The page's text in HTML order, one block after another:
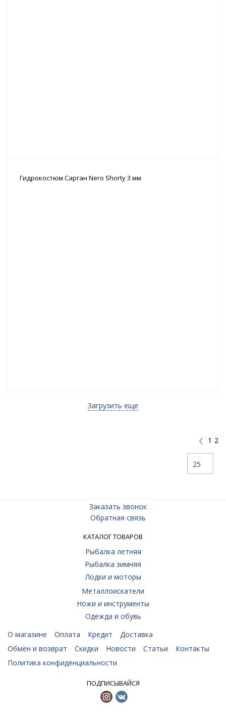
Гидрокостюм Сарган Nero Shorty 3 мм
Загрузить еще
1 2
25
Заказать звонок
Обратная связь
КАТАЛОГ ТОВАРОВ
Рыбалка летняя
Рыбалка зимняя
Лодки и моторы
Металлоискатели
Ножи и инструменты
Одежда и обувь
О магазине
Оплата Кредит
Доставка
Обмен и возврат
Скидки Новости Статьи
Контакты
Политика конфиденциальности
ПОДПИСЫВАЙСЯ